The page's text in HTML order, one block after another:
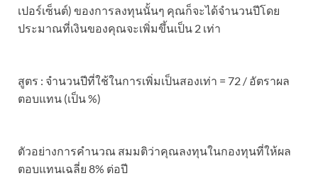
เปอร์เซ็นต์) ของการลงทุนนั้นๆ คุณก็จะได้จำนวนปีโดย
ประมาณที่เงินของคุณจะเพิ่มขึ้นเป็น 2 เท่า
สูตร : ​จำนวนปีที่ใช้ในการเพิ่มเป็นสองเท่า = 72 / อัตราผล
ตอบแทน (เป็น %)
ตัวอย่างการคำนวณ ​สมมติว่าคุณลงทุนในกองทุนที่ให้ผล
ตอบแทนเฉลี่ย 8% ต่อปี